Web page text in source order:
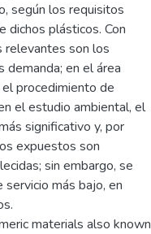
según los requisitos
dichos plásticos. Con
relevantes son los
en el área
procedimiento de
el estudio ambiental, el
significativo y, por
expuestos son
sin embargo, se
más bajo, en
materials also known